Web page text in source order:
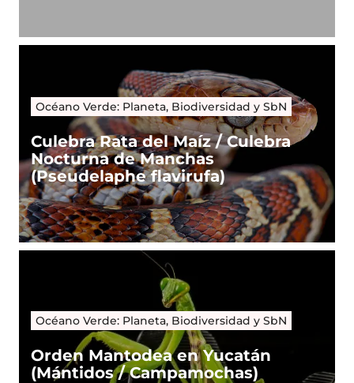
Océano Verde: Planeta, Biodiversidad y SbN
Culebra Rata del Maíz / Culebra
Nocturna de Manchas
(Pseudelaphe flavirufa)
Océano Verde: Planeta, Biodiversidad y SbN
Orden Mantodea en Yucatán
(Mántidos / Campamochas)